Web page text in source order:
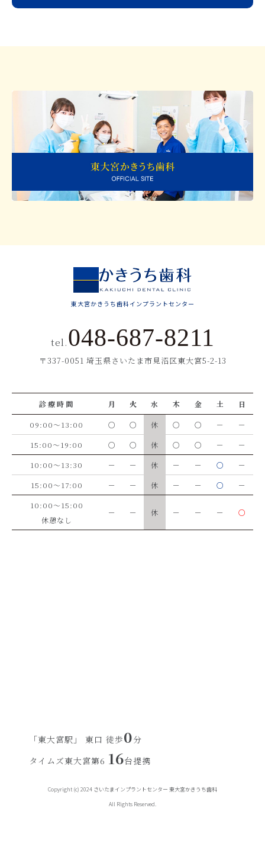
東大宮かきうち歯科インプラントセンター
tel.048-687-8211
〒337-0051 埼玉県さいたま市見沼区東大宮5-2-13
診療時間 月 火 水 木 金 土 日
09:00～13:00 ○ ○ 休 ○ ○ －
－
15:00～19:00
○ ○ 休 ○ ○ －
－
10:00～13:30
－ － 休 － － ○
－
15:00～17:00
－ － 休 － － ○
－
10:00～15:00
休憩なし
－ － 休 － － － ○
「東大宮駅」 東口 徒歩0分
タイムズ東大宮第6 16台提携
Copyright (c) 2024 さいたまインプラントセンター 東大宮かきうち歯科
All Rights Reserved.